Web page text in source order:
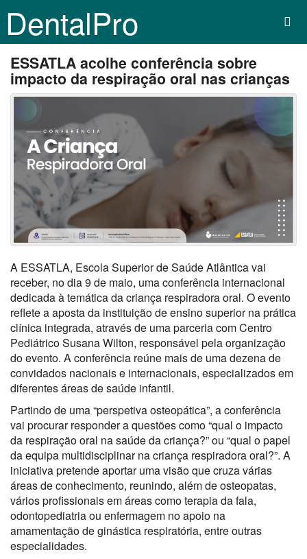
DentalPro
ESSATLA acolhe conferência sobre
impacto da respiração oral nas crianças
A ESSATLA, Escola Superior de Saúde Atlântica vai
receber, no dia 9 de maio, uma conferência internacional
dedicada à temática da criança respiradora oral. O evento
reflete a aposta da instituição de ensino superior na prática
clínica integrada, através de uma parceria com Centro
Pediátrico Susana Wilton, responsável pela organização
do evento. A conferência reúne mais de uma dezena de
convidados nacionais e internacionais, especializados em
diferentes áreas de saúde infantil.
Partindo de uma “perspetiva osteopática”, a conferência
vai procurar responder a questões como “qual o impacto
da respiração oral na saúde da criança?” ou “qual o papel
da equipa multidisciplinar na criança respiradora oral?”. A
iniciativa pretende aportar uma visão que cruza várias
áreas de conhecimento, reunindo, além de osteopatas,
vários profissionais em áreas como terapia da fala,
odontopediatria ou enfermagem no apoio na
amamentação de ginástica respiratória, entre outras
especialidades.